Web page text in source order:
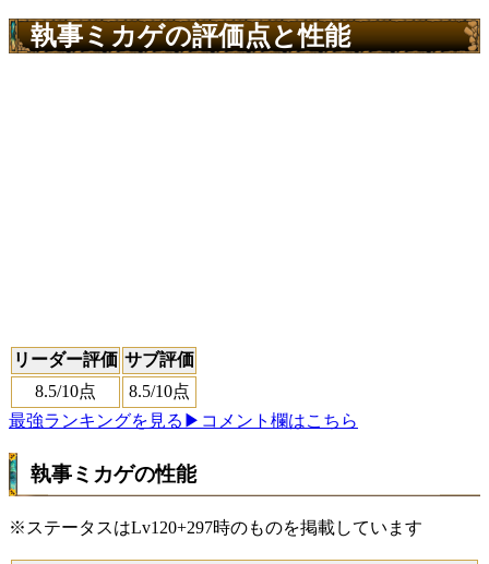
執事ミカゲの評価点と性能
リーダー評価 サブ評価
8.5/10点 8.5/10点
最強ランキングを見る ▶コメント欄はこちら
執事ミカゲの性能
※ステータスはLv120+297時のものを掲載しています